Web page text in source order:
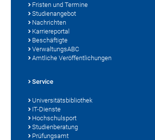
Fristen und Termine
Studienangebot
Nachrichten
Karriereportal
Beschäftigte
VerwaltungsABC
Amtliche Veröffentlichungen
Service
Universitätsbibliothek
IT-Dienste
Hochschulsport
Studienberatung
Prüfungsamt